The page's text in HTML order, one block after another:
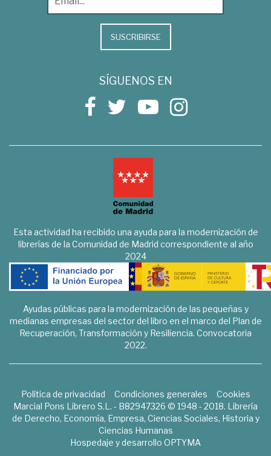
SUSCRIBIRSE
SÍGUENOS EN
Esta actividad ha recibido una ayuda para la modernización de
librerías de la Comunidad de Madrid correspondiente al año
2024
Ayudas públicas para la modernización de las pequeñas y
medianas empresas del sector del libro en el marco del Plan de
Recuperación, Transformación y Resiliencia. Convocatoria
2022.
Política de privacidad Condiciones generales
Cookies
Marcial Pons Librero S.L. - B82947326 © 1948 - 2018. Librería
de Derecho, Economía, Empresa, Ciencias Sociales, Historia y
Ciencias Humanas
Hospedaje y desarrollo OPTYMA